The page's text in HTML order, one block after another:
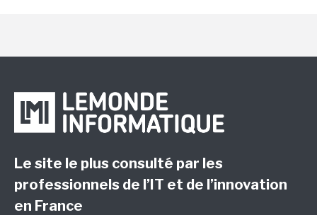
Le site le plus consulté par les
professionnels de l’IT et de l’innovation
en France